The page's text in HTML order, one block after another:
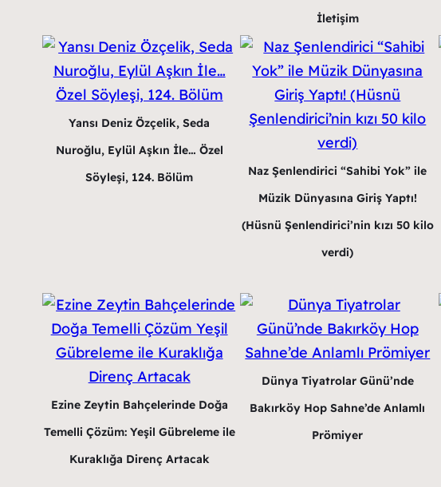
İletişim
Yansı Deniz Özçelik, Seda
Nuroğlu, Eylül Aşkın İle… Özel
Söyleşi, 124. Bölüm
Naz Şenlendirici “Sahibi Yok” ile
Müzik Dünyasına Giriş Yaptı!
(Hüsnü Şenlendirici’nin kızı 50 kilo
verdi)
Ezine Zeytin Bahçelerinde Doğa
Temelli Çözüm: Yeşil Gübreleme ile
Kuraklığa Direnç Artacak
Dünya Tiyatrolar Günü’nde
Bakırköy Hop Sahne’de Anlamlı
Prömiyer